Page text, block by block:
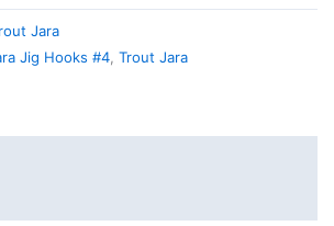
Jara
Jig Hooks #4 Trout Jara